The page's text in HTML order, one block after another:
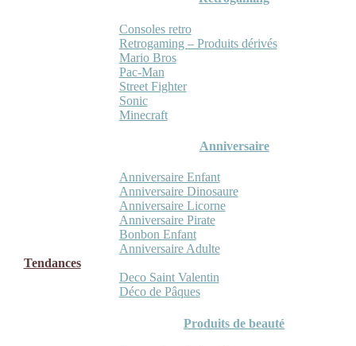
Consoles retro
Retrogaming – Produits dérivés
Mario Bros
Pac-Man
Street Fighter
Sonic
Minecraft
Anniversaire
Anniversaire Enfant
Anniversaire Dinosaure
Anniversaire Licorne
Anniversaire Pirate
Bonbon Enfant
Anniversaire Adulte
Tendances
Deco Saint Valentin
Déco de Pâques
Produits de beauté